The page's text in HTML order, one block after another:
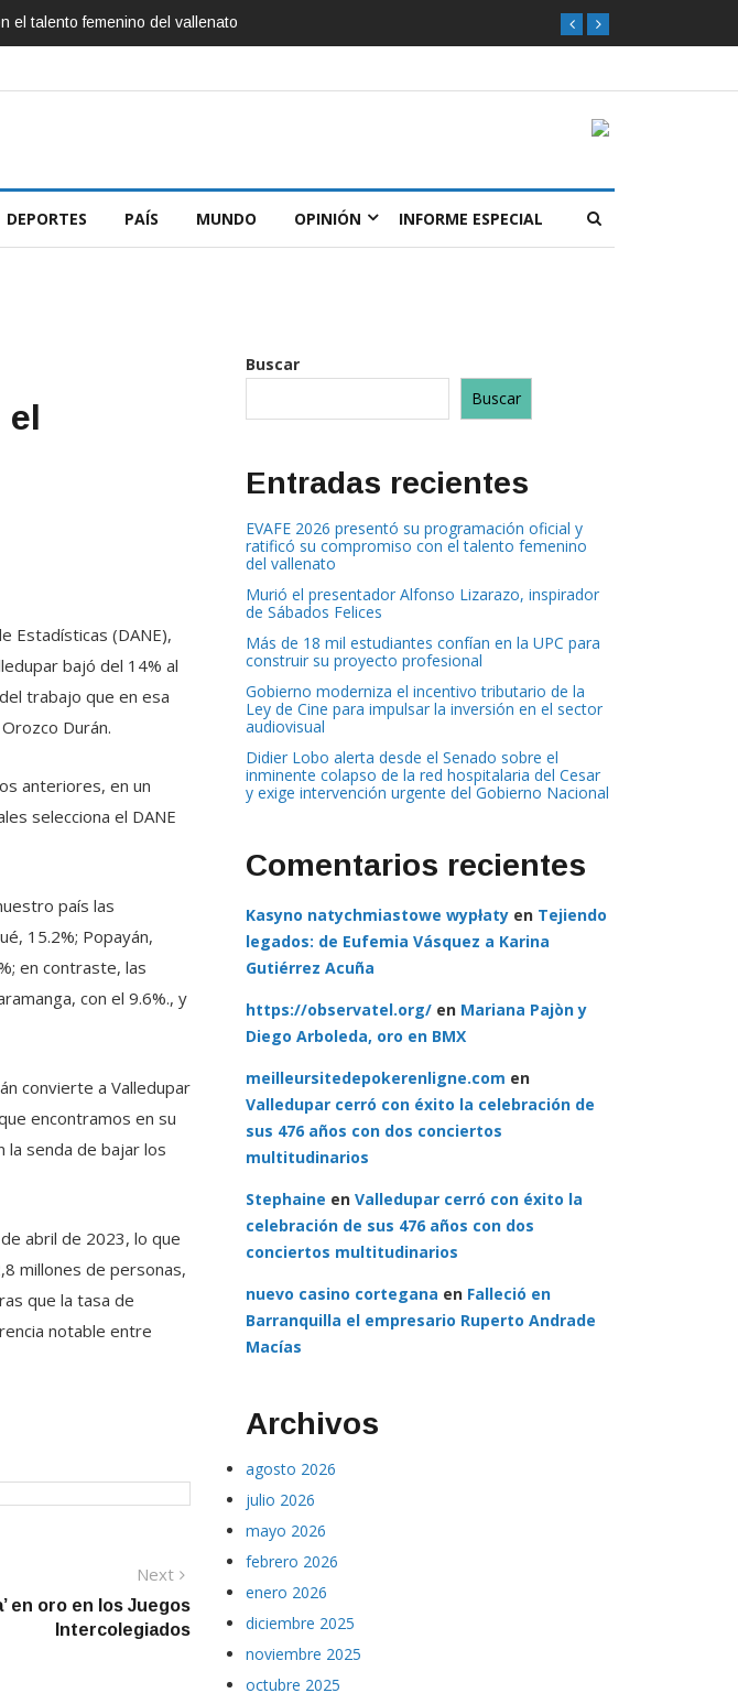
DEPORTES PAÍS MUNDO OPINIÓN INFORME ESPECIAL
el
Estadísticas (DANE),
bajó del 14% al
trabajo que en esa
Durán.
anteriores, en un
selecciona el DANE
país las
15.2%; Popayán,
en contraste, las
con el 9.6%., y
convierte a Valledupar
encontramos en su
senda de bajar los
abril de 2023, lo que
millones de personas,
que la tasa de
notable entre
Next
post:
en oro en los Juegos
Intercolegiados
Buscar
Buscar
Entradas recientes
EVAFE 2026 presentó su programación oficial y
ratificó su compromiso con el talento femenino
del vallenato
Murió el presentador Alfonso Lizarazo, inspirador
de Sábados Felices
Más de 18 mil estudiantes confían en la UPC para
construir su proyecto profesional
Gobierno moderniza el incentivo tributario de la
Ley de Cine para impulsar la inversión en el sector
audiovisual
Didier Lobo alerta desde el Senado sobre el
inminente colapso de la red hospitalaria del Cesar
y exige intervención urgente del Gobierno Nacional
Comentarios recientes
Kasyno natychmiastowe wypłaty en Tejiendo
legados: de Eufemia Vásquez a Karina
Gutiérrez Acuña
https://observatel.org/ en Mariana Pajòn y
Diego Arboleda, oro en BMX
meilleursitedepokerenligne.com en
Valledupar cerró con éxito la celebración de
sus 476 años con dos conciertos
multitudinarios
Stephaine en Valledupar cerró con éxito la
celebración de sus 476 años con dos
conciertos multitudinarios
nuevo casino cortegana en Falleció en
Barranquilla el empresario Ruperto Andrade
Macías
Archivos
agosto 2026
julio 2026
mayo 2026
febrero 2026
enero 2026
diciembre 2025
noviembre 2025
octubre 2025